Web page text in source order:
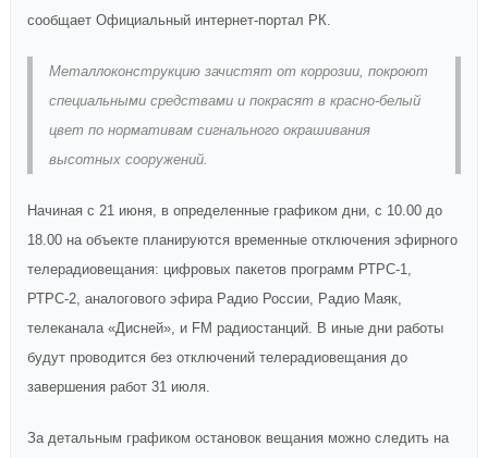
сообщает Официальный интернет-портал РК.
Металлоконструкцию зачистят от коррозии, покроют
специальными средствами и покрасят в красно-белый
цвет по нормативам сигнального окрашивания
высотных сооружений.
Начиная с 21 июня, в определенные графиком дни, с 10.00 до
18.00 на объекте планируются временные отключения эфирного
телерадиовещания: цифровых пакетов программ РТРС-1,
РТРС-2, аналогового эфира Радио России, Радио Маяк,
телеканала «Дисней», и FM радиостанций. В иные дни работы
будут проводится без отключений телерадиовещания до
завершения работ 31 июля.
За детальным графиком остановок вещания можно следить на